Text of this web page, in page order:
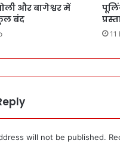
और बागेश्वर में
बंद
11
will not be published.